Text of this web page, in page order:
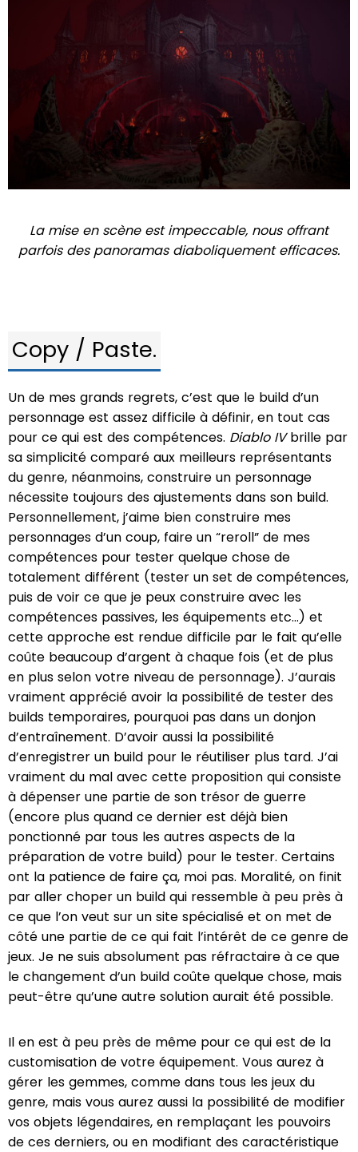
La mise en scène est impeccable, nous offrant
parfois des panoramas diaboliquement efficaces.
Copy / Paste.
Un de mes grands regrets, c’est que le build d’un
personnage est assez difficile à définir, en tout cas
pour ce qui est des compétences. Diablo IVbrille par
sa simplicité comparé aux meilleurs représentants
du genre, néanmoins, construire un personnage
nécessite toujours des ajustements dans son build.
Personnellement, j’aime bien construire mes
personnages d’un coup, faire un “reroll” de mes
compétences pour tester quelque chose de
totalement différent (tester un set de compétences,
puis de voir ce que je peux construire avec les
compétences passives, les équipements etc…) et
cette approche est rendue difficile par le fait qu’elle
coûte beaucoup d’argent à chaque fois (et de plus
en plus selon votre niveau de personnage). J’aurais
vraiment apprécié avoir la possibilité de tester des
builds temporaires, pourquoi pas dans un donjon
d’entraînement. D’avoir aussi la possibilité
d’enregistrer un build pour le réutiliser plus tard. J’ai
vraiment du mal avec cette proposition qui consiste
à dépenser une partie de son trésor de guerre
(encore plus quand ce dernier est déjà bien
ponctionné par tous les autres aspects de la
préparation de votre build) pour le tester. Certains
ont la patience de faire ça, moi pas. Moralité, on finit
par aller choper un build qui ressemble à peu près à
ce que l’on veut sur un site spécialisé et on met de
côté une partie de ce qui fait l’intérêt de ce genre de
jeux. Je ne suis absolument pas réfractaire à ce que
le changement d’un build coûte quelque chose, mais
peut-être qu’une autre solution aurait été possible.
Il en est à peu près de même pour ce qui est de la
customisation de votre équipement. Vous aurez à
gérer les gemmes, comme dans tous les jeux du
genre, mais vous aurez aussi la possibilité de modifier
vos objets légendaires, en remplaçant les pouvoirs
de ces derniers, ou en modifiant des caractéristique